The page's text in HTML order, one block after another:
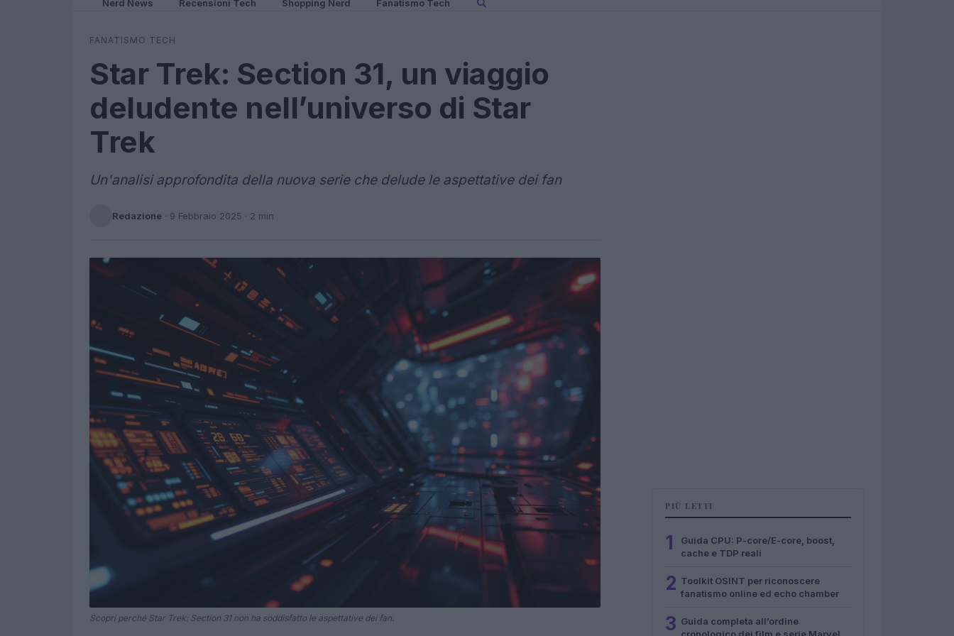
Nerd News Recensioni Tech Shopping Nerd Fanatismo Tech
FANATISMO TECH
Star Trek: Section 31, un viaggio
deludente nell’universo di Star
Trek
Un'analisi approfondita della nuova serie che delude le aspettative dei fan
Redazione · 9 Febbraio 2025 · 2 min
Scopri perché Star Trek: Section 31 non ha soddisfatto le aspettative dei fan.
PIÙ LETTI
1
Guida CPU: P-core/E-core, boost,
cache e TDP reali
2 Toolkit OSINT per riconoscere
fanatismo online ed echo chamber
3 Guida completa all’ordine